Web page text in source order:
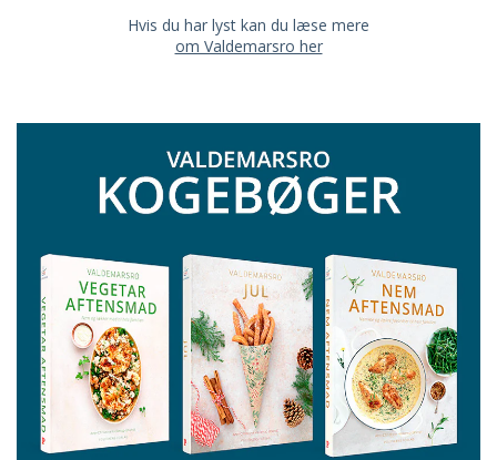
Hvis du har lyst kan du læse mere
om Valdemarsro her